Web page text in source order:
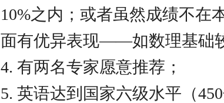
10%之内；或者虽然成绩不在
面有优异表现——如数理基础
4. 有两名专家愿意推荐；
5. 英语达到国家六级水平（